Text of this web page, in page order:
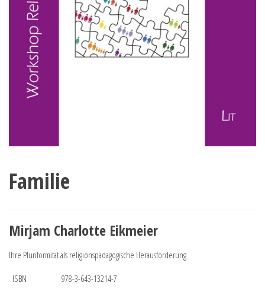
Familie
Mirjam Charlotte Eikmeier
Ihre Pluriformität als religionspädagogische Herausforderung
ISBN
978-3-643-13214-7